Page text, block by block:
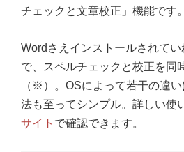
チェックと文章校正」機能です。
Wordさえインストールされて
で、スペルチェックと校正を同
（※）。OSによって若干の違
法も至ってシンプル。詳しい使
サイト で確認できます。